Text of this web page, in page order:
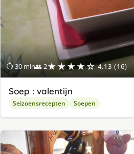
⏱ 30 min👥 2★★★★☆ 4.13 (16)
Soep : valentijn
Seizoensrecepten Soepen